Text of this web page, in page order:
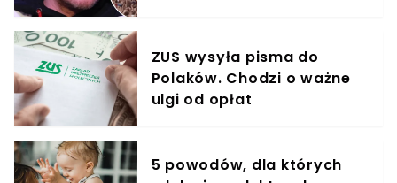
ZUS wysyła pisma do
Polaków. Chodzi o ważne
ulgi od opłat
5 powodów, dla których